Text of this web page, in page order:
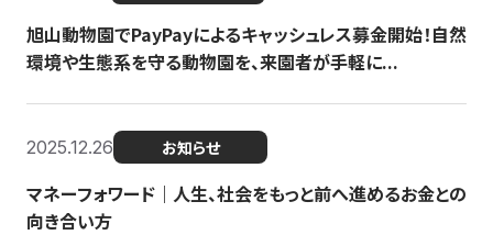
旭山動物園でPayPayによるキャッシュレス募金開始！自然
環境や生態系を守る動物園を、来園者が手軽に...
2025.12.26 お知らせ
マネーフォワード｜人生、社会をもっと前へ進めるお金との
向き合い方